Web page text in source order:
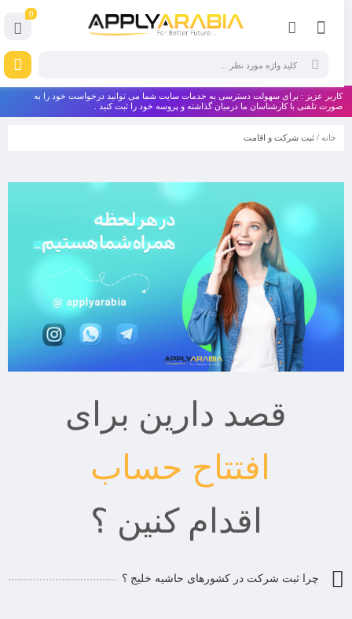
0
کاربر عزیز : برای سهولت دسترسی به خدمات سایت شما می توانید درخواست خود را به
صورت تلفنی با کارشناسان ما درمیان گذاشته و پروسه خود را ثبت کنید .
خانه/ ثبت شرکت و اقامت
قصد دارین برای
افتتاح حساب
اقدام کنین ؟
چرا ثبت شرکت در کشورهای حاشیه خلیج ؟